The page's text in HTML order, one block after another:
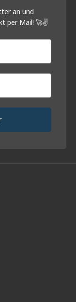
an und
per Mail! 🚀✌️